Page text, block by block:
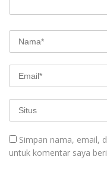
Simpan nama, email,
untuk komentar saya